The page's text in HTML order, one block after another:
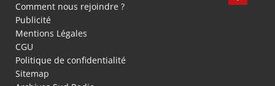
Comment nous rejoindre ?
Publicité
Mentions Légales
CGU
Politique de confidentialité
Sitemap